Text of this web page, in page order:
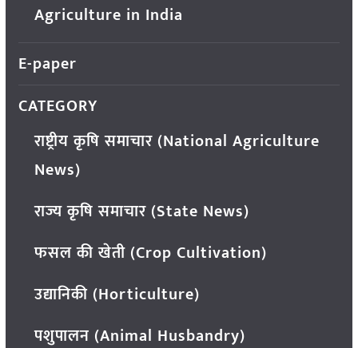
Agriculture in India
E-paper
CATEGORY
राष्ट्रीय कृषि समाचार (National Agriculture
News)
राज्य कृषि समाचार (State News)
फसल की खेती (Crop Cultivation)
उद्यानिकी (Horticulture)
पशुपालन (Animal Husbandry)